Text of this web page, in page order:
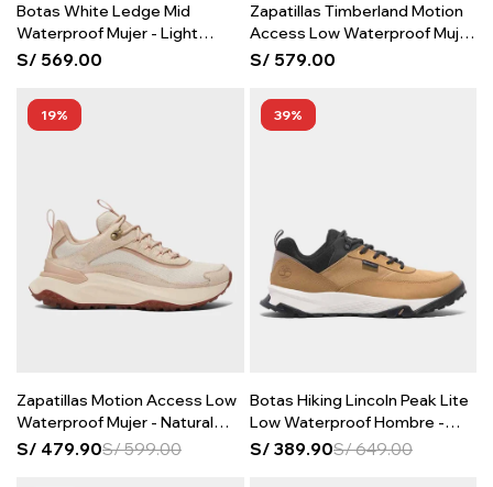
Botas White Ledge Mid
Waterproof Mujer - Light
Beige Suede
S/ 569.00
Zapatillas Timberland Motion
Access Low Waterproof Mujer
- Medium Beige Mesh
S/ 579.00
19
Zapatillas Motion Access Low
Waterproof Mujer - Natural
Mesh
S/ 479.90S/599.00
39
Botas Hiking Lincoln Peak Lite
Low Waterproof Hombre -
Wheat Leather
S/ 389.90S/649.00